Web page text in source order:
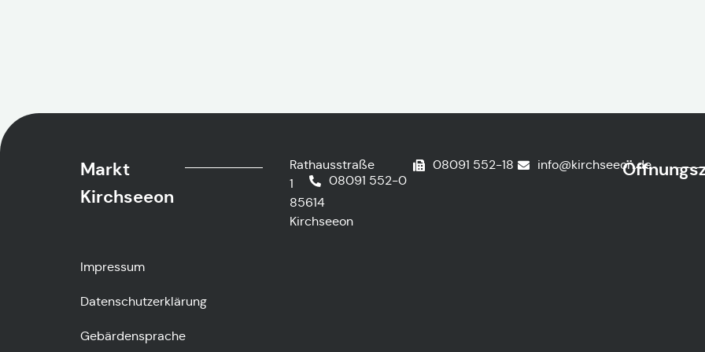
Markt
Kirchseeon
Rathausstraße
1
85614
Kirchseeon
08091 552-0
08091 552-18 info@kirchseeon.de
Impressum
Datenschutzerklärung
Gebärdensprache